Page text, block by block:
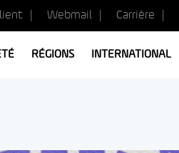
Webmail Carrière
RÉGIONS INTERNATIONAL